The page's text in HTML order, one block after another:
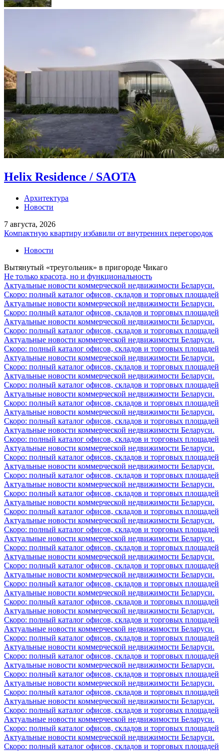
Helix Residence / SAOTA
Архитектура
Новости
7 августа, 2026
Компактную квартиру избавили от внутренних перегородок
Новости
Вытянутый «треугольник» в пригороде Чикаго
Не только красота, но и функциональность
Актуальные новости коммерческой недвижимости Беларуси.
Скоро: полный каталог офисов, складов и торговых площадей
Актуальные новости коммерческой недвижимости Беларуси.
Скоро: полный каталог офисов, складов и торговых площадей
Актуальные новости коммерческой недвижимости Беларуси.
Скоро: полный каталог офисов, складов и торговых площадей
Актуальные новости коммерческой недвижимости Беларуси.
Скоро: полный каталог офисов, складов и торговых площадей
Актуальные новости коммерческой недвижимости Беларуси.
Скоро: полный каталог офисов, складов и торговых площадей
Актуальные новости коммерческой недвижимости Беларуси.
Скоро: полный каталог офисов, складов и торговых площадей
Актуальные новости коммерческой недвижимости Беларуси.
Скоро: полный каталог офисов, складов и торговых площадей
Актуальные новости коммерческой недвижимости Беларуси.
Скоро: полный каталог офисов, складов и торговых площадей
Актуальные новости коммерческой недвижимости Беларуси.
Скоро: полный каталог офисов, складов и торговых площадей
Актуальные новости коммерческой недвижимости Беларуси.
Скоро: полный каталог офисов, складов и торговых площадей
Актуальные новости коммерческой недвижимости Беларуси.
Скоро: полный каталог офисов, складов и торговых площадей
Актуальные новости коммерческой недвижимости Беларуси.
Скоро: полный каталог офисов, складов и торговых площадей
Актуальные новости коммерческой недвижимости Беларуси.
Скоро: полный каталог офисов, складов и торговых площадей
Актуальные новости коммерческой недвижимости Беларуси.
Скоро: полный каталог офисов, складов и торговых площадей
Актуальные новости коммерческой недвижимости Беларуси.
Скоро: полный каталог офисов, складов и торговых площадей
Актуальные новости коммерческой недвижимости Беларуси.
Скоро: полный каталог офисов, складов и торговых площадей
Актуальные новости коммерческой недвижимости Беларуси.
Скоро: полный каталог офисов, складов и торговых площадей
Актуальные новости коммерческой недвижимости Беларуси.
Скоро: полный каталог офисов, складов и торговых площадей
Актуальные новости коммерческой недвижимости Беларуси.
Скоро: полный каталог офисов, складов и торговых площадей
Актуальные новости коммерческой недвижимости Беларуси.
Скоро: полный каталог офисов, складов и торговых площадей
Актуальные новости коммерческой недвижимости Беларуси.
Скоро: полный каталог офисов, складов и торговых площадей
Актуальные новости коммерческой недвижимости Беларуси.
Скоро: полный каталог офисов, складов и торговых площадей
Актуальные новости коммерческой недвижимости Беларуси.
Скоро: полный каталог офисов, складов и торговых площадей
Актуальные новости коммерческой недвижимости Беларуси.
Скоро: полный каталог офисов, складов и торговых площадей
Актуальные новости коммерческой недвижимости Беларуси.
Скоро: полный каталог офисов, складов и торговых площадей
Актуальные новости коммерческой недвижимости Беларуси.
Скоро: полный каталог офисов, складов и торговых площадей